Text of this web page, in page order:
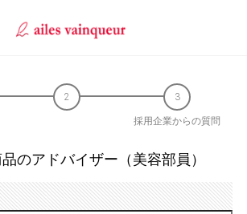
採用企業からの質問
のアドバイザー（美容部員）